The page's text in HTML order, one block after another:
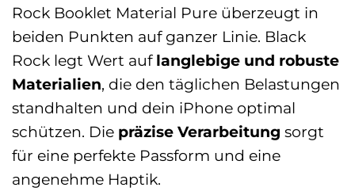
Rock Booklet Material Pure überzeugt in
beiden Punkten auf ganzer Linie. Black
Rock legt Wert auf langlebige und robuste
Materialien, die den täglichen Belastungen
standhalten und dein iPhone optimal
schützen. Die präzise Verarbeitung sorgt
für eine perfekte Passform und eine
angenehme Haptik.